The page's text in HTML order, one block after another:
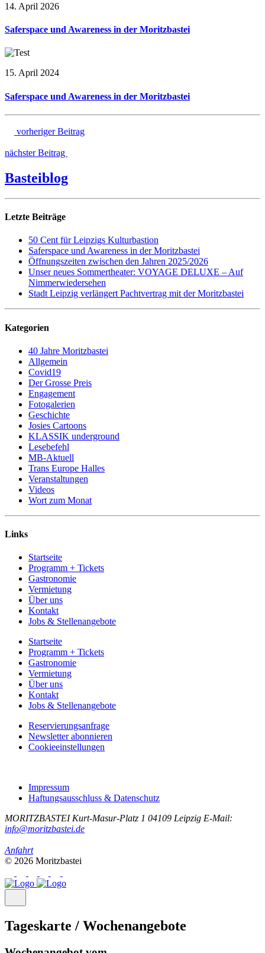
14. April 2026
Saferspace und Awareness in der Moritzbastei
15. April 2024
Saferspace und Awareness in der Moritzbastei
vorheriger Beitrag
nächster Beitrag
Basteiblog
Letzte Beiträge
50 Cent für Leipzigs Kulturbastion
Saferspace und Awareness in der Moritzbastei
Öffnungszeiten zwischen den Jahren 2025/2026
Unser neues Sommertheater: VOYAGE DELUXE – Auf
Nimmerwiedersehen
Stadt Leipzig verlängert Pachtvertrag mit der Moritzbastei
Kategorien
40 Jahre Moritzbastei
Allgemein
Covid19
Der Grosse Preis
Engagement
Fotogalerien
Geschichte
Josies Cartoons
KLASSIK underground
Lesebefehl
MB-Aktuell
Trans Europe Halles
Veranstaltungen
Videos
Wort zum Monat
Links
Startseite
Programm + Tickets
Gastronomie
Vermietung
Über uns
Kontakt
Jobs & Stellenangebote
Startseite
Programm + Tickets
Gastronomie
Vermietung
Über uns
Kontakt
Jobs & Stellenangebote
Reservierungsanfrage
Newsletter abonnieren
Cookieeinstellungen
Impressum
Haftungsausschluss & Datenschutz
MORITZBASTEI Kurt-Masur-Platz 1 04109 Leipzig E-Mail:
info@moritzbastei.de
Anfahrt
© 2026 Moritzbastei
Tageskarte / Wochenangebote